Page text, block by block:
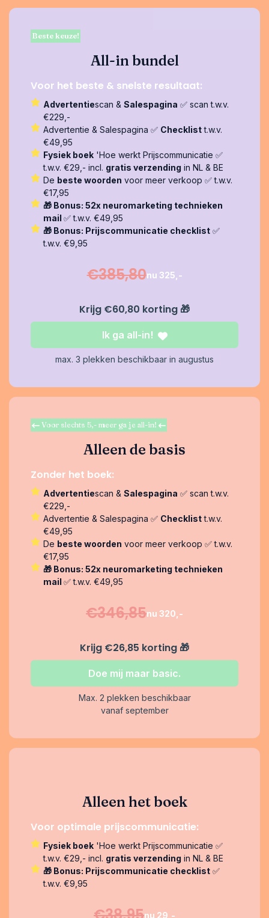
Beste keuze!
All-in bundel
Voor het beste & snelste resultaat:
Advertentiescan & Salespagina ✅ scan t.w.v.
€229,-
Advertentie & Salespagina ✅ Checklistt.w.v.
€49,95
Fysiek boek 'Hoe werkt Prijscommunicatie ✅
t.w.v. €29,- incl. gratis verzending in NL & BE
De beste woorden voor meer verkoop ✅ t.w.v.
€17,95
🎁 Bonus: 52x neuromarketing technieken
mail ✅ t.w.v. €49,95
🎁 Bonus: Prijscommunicatie checklist ✅
t.w.v. €9,95
€385,80nu 325,-
Krijg €60,80 korting 🎁
Ik ga all-in!
max. 3 plekken beschikbaar in augustus
Voor slechts 5,- meer ga je all-in!
Alleen de basis
Zonder het boek:
Advertentiescan & Salespagina ✅ scan t.w.v.
€229,-
Advertentie & Salespagina ✅ Checklistt.w.v.
€49,95
De beste woorden voor meer verkoop ✅ t.w.v.
€17,95
🎁 Bonus: 52x neuromarketing technieken
mail ✅ t.w.v. €49,95
€346,85nu 320,-
Krijg €26,85 korting 🎁
Doe mij maar basic.
Max. 2 plekken beschikbaar
vanaf september
Alleen het boek
Voor optimale prijscommunicatie:
Fysiek boek 'Hoe werkt Prijscommunicatie ✅
t.w.v. €29,- incl. gratis verzending in NL & BE
🎁 Bonus: Prijscommunicatie checklist ✅
t.w.v. €9,95
nu 29,-